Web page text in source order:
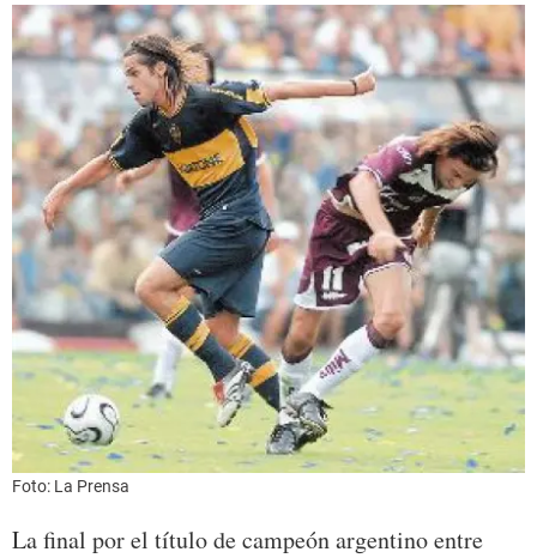
Foto: La Prensa
La final por el título de campeón argentino entre